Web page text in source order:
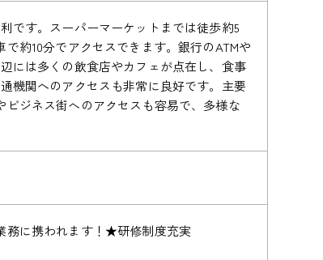
です。スーパーマーケットまでは徒歩約5
約10分でアクセスできます。銀行のATMや
には多くの飲食店やカフェが点在し、食事
機関へのアクセスも非常に良好です。主要
ジネス街へのアクセスも容易で、多様な
務に携われます！★研修制度充実